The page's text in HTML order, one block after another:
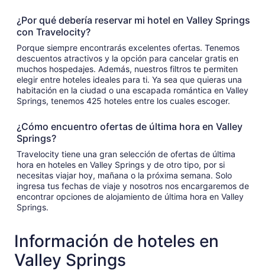
¿Por qué debería reservar mi hotel en Valley Springs
con Travelocity?
Porque siempre encontrarás excelentes ofertas. Tenemos
descuentos atractivos y la opción para cancelar gratis en
muchos hospedajes. Además, nuestros filtros te permiten
elegir entre hoteles ideales para ti. Ya sea que quieras una
habitación en la ciudad o una escapada romántica en Valley
Springs, tenemos 425 hoteles entre los cuales escoger.
¿Cómo encuentro ofertas de última hora en Valley
Springs?
Travelocity tiene una gran selección de ofertas de última
hora en hoteles en Valley Springs y de otro tipo, por si
necesitas viajar hoy, mañana o la próxima semana. Solo
ingresa tus fechas de viaje y nosotros nos encargaremos de
encontrar opciones de alojamiento de última hora en Valley
Springs.
Información de hoteles en
Valley Springs